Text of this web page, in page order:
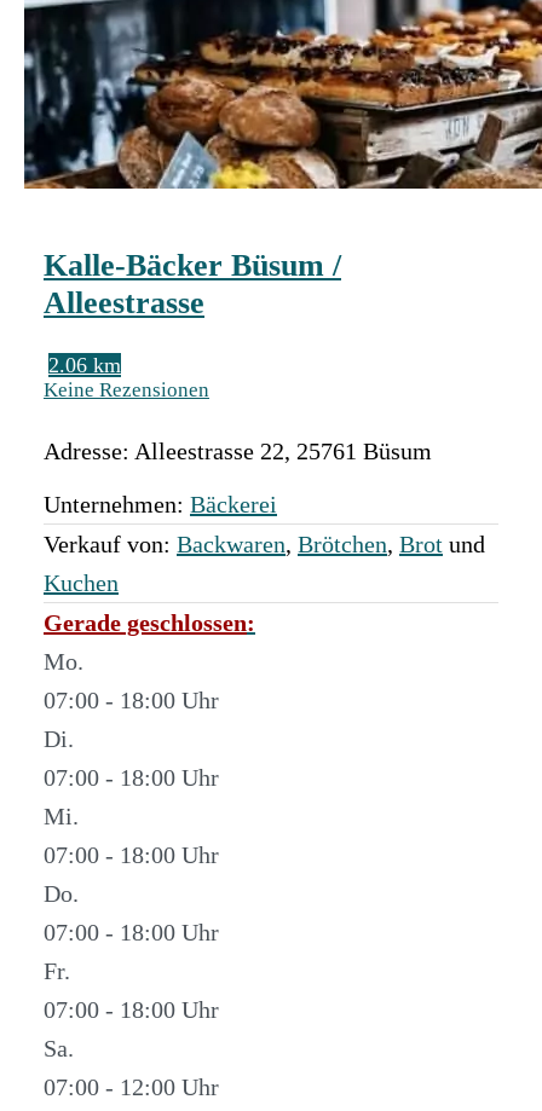
Kalle-Bäcker Büsum /
Alleestrasse
2.06 km
Keine Rezensionen
Adresse: Alleestrasse 22, 25761 Büsum
Unternehmen: Bäckerei
Verkauf von: Backwaren, Brötchen, Brot und
Kuchen
Gerade geschlossen:
Mo.
07:00 - 18:00
Di.
07:00 - 18:00
Mi.
07:00 - 18:00
Do.
07:00 - 18:00
Fr.
07:00 - 18:00
Sa.
07:00 - 12:00